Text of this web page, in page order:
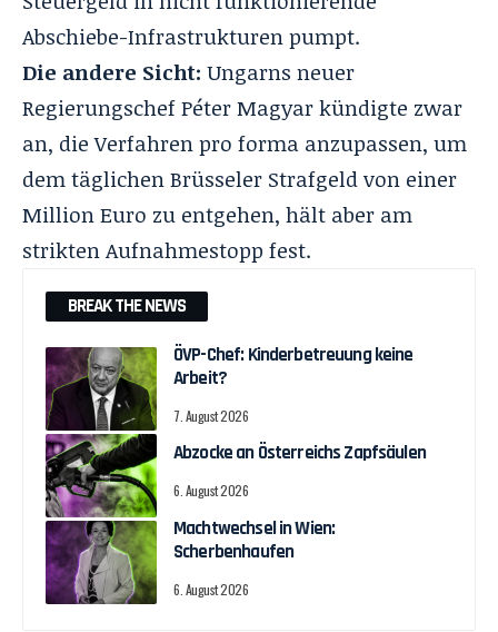
Abschiebe-Infrastrukturen pumpt.
Die andere Sicht: Ungarns neuer
Regierungschef Péter Magyar kündigte zwar
an, die Verfahren pro forma anzupassen, um
dem täglichen Brüsseler Strafgeld von einer
Million Euro zu entgehen, hält aber am
strikten Aufnahmestopp fest.
BREAK THE NEWS
ÖVP-Chef: Kinderbetreuung keine
Arbeit?
7. August 2026
Abzocke an Österreichs Zapfsäulen
6. August 2026
Machtwechsel in Wien:
Scherbenhaufen
6. August 2026